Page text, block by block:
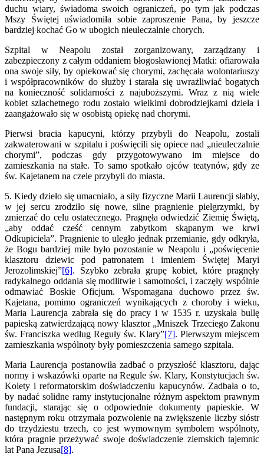
duchu wiary, świadoma swoich ograniczeń, po tym jak podczas
Mszy Świętej uświadomiła sobie zaproszenie Pana, by jeszcze
bardziej kochać Go w ubogich nieuleczalnie chorych.
Szpital w Neapolu został zorganizowany, zarządzany i
zabezpieczony z całym oddaniem błogosławionej Matki: ofiarowała
ona swoje siły, by opiekować się chorymi, zachęcała wolontariuszy
i współpracowników do służby i starała się uwrażliwiać bogatych
na konieczność solidarności z najuboższymi. Wraz z nią wiele
kobiet szlachetnego rodu zostało wielkimi dobrodziejkami dzieła i
zaangażowało się w osobistą opiekę nad chorymi.
Pierwsi bracia kapucyni, którzy przybyli do Neapolu, zostali
zakwaterowani w szpitalu i poświęcili się opiece nad „nieuleczalnie
chorymi”, podczas gdy przygotowywano im miejsce do
zamieszkania na stałe. To samo spotkało ojców teatynów, gdy ze
św. Kajetanem na czele przybyli do miasta.
5. Kiedy dzieło się umacniało, a siły fizyczne Marii Laurencji słabły,
w jej sercu zrodziło się nowe, silne pragnienie pielgrzymki, by
zmierzać do celu ostatecznego. Pragnęła odwiedzić Ziemię Świętą,
„aby oddać cześć cennym zabytkom skąpanym we krwi
Odkupiciela”. Pragnienie to uległo jednak przemianie, gdy odkryła,
że Bogu bardziej miłe było pozostanie w Neapolu i „poświęcenie
klasztoru dziewic pod patronatem i imieniem Świętej Maryi
Jerozolimskiej”[6]. Szybko zebrała grupę kobiet, które pragnęły
radykalnego oddania się modlitwie i samotności, i zaczęły wspólnie
odmawiać Boskie Oficjum. Wspomagana duchowo przez św.
Kajetana, pomimo ograniczeń wynikających z choroby i wieku,
Maria Laurencja zabrała się do pracy i w 1535 r. uzyskała bullę
papieską zatwierdzającą nowy klasztor „Mniszek Trzeciego Zakonu
św. Franciszka według Reguły św. Klary”[7]. Pierwszym miejscem
zamieszkania wspólnoty były pomieszczenia samego szpitala.
Maria Laurencja postanowiła zadbać o przyszłość klasztoru, dając
normy i wskazówki oparte na Regule św. Klary, Konstytucjach św.
Kolety i reformatorskim doświadczeniu kapucynów. Zadbała o to,
by nadać solidne ramy instytucjonalne różnym aspektom prawnym
fundacji, starając się o odpowiednie dokumenty papieskie. W
następnym roku otrzymała pozwolenie na zwiększenie liczby sióstr
do trzydziestu trzech, co jest wymownym symbolem wspólnoty,
która pragnie przeżywać swoje doświadczenie ziemskich tajemnic
lat Pana Jezusa[8].